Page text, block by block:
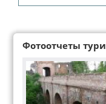
Фотоотчеты